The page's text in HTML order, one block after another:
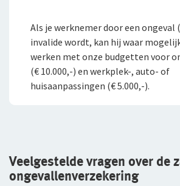
Als je werknemer door een
invalide wordt, kan hij waar
werken met onze budgetten voor
(€ 10.000,-) en werkplek-, auto- of
huisaanpassingen (€ 5.000,-).
Veelgestelde vragen over de
ongevallenverzekering